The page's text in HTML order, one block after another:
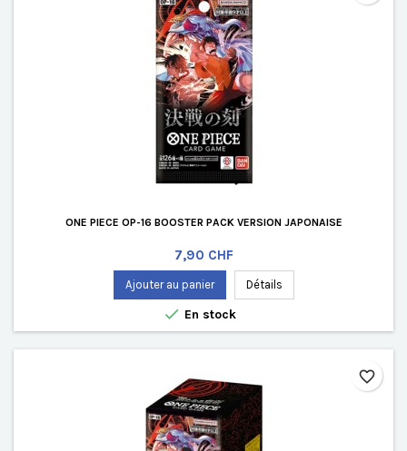
ONE PIECE OP-16 BOOSTER PACK VERSION JAPONAISE
Prix
7,90 CHF
Ajouter au panier Détails
 En stock
favorite_border